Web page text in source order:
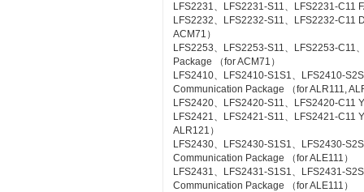
LFS2231、LFS2231-S11、LFS2231-C11
LFS2232、LFS2232-S11、LFS2232-C11
ACM71）
LFS2253、LFS2253-S11、LFS2253-C11
Package （for ACM71）
LFS2410、LFS2410-S1S1、LFS2410-
Communication Package （for ALR111,
LFS2420、LFS2420-S11、LFS2420-C11
LFS2421、LFS2421-S11、LFS2421-C11
ALR121）
LFS2430、LFS2430-S1S1、LFS2430-
Communication Package （for ALE111）
LFS2431、LFS2431-S1S1、LFS2431-
Communication Package （for ALE111）